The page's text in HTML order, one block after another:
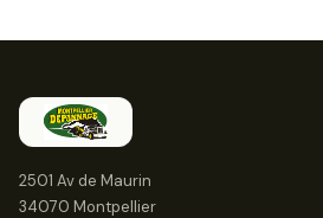
2501 Av de Maurin
34070 Montpellier